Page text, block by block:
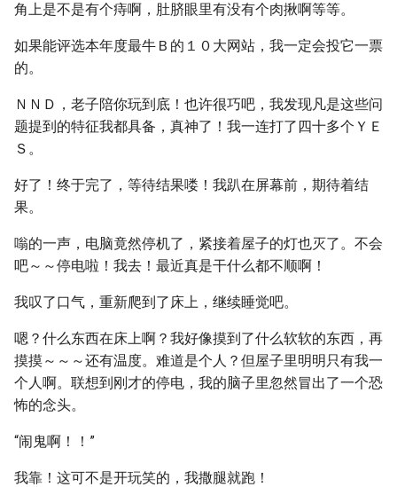
角上是不是有个痔啊，肚脐眼里有没有个肉揪啊等等。
如果能评选本年度最牛Ｂ的１０大网站，我一定会投它一票
的。
ＮＮＤ，老子陪你玩到底！也许很巧吧，我发现凡是这些问
题提到的特征我都具备，真神了！我一连打了四十多个ＹＥ
Ｓ。
好了！终于完了，等待结果喽！我趴在屏幕前，期待着结
果。
嗡的一声，电脑竟然停机了，紧接着屋子的灯也灭了。不会
吧～～停电啦！我去！最近真是干什么都不顺啊！
我叹了口气，重新爬到了床上，继续睡觉吧。
嗯？什么东西在床上啊？我好像摸到了什么软软的东西，再
摸摸～～～还有温度。难道是个人？但屋子里明明只有我一
个人啊。联想到刚才的停电，我的脑子里忽然冒出了一个恐
怖的念头。
“闹鬼啊！！”
我靠！这可不是开玩笑的，我撒腿就跑！